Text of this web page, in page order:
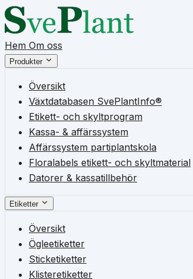
Hem Om oss
Produkter
Översikt
Växtdatabasen SvePlantInfo®
Etikett- och skyltprogram
Kassa- & affärssystem
Affärssystem partiplantskola
Floralabels etikett- och skyltmaterial
Datorer & kassatillbehör
Etiketter
Översikt
Ögleetiketter
Sticketiketter
Klisteretiketter